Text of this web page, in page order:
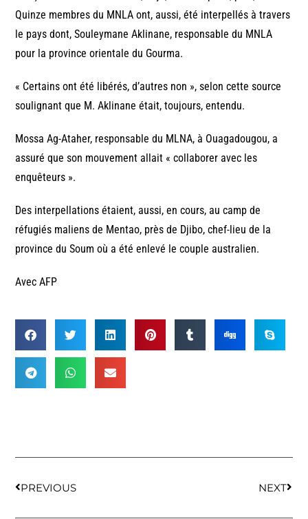
Quinze membres du MNLA ont, aussi, été interpellés à travers
le pays dont, Souleymane Aklinane, responsable du MNLA
pour la province orientale du Gourma.
« Certains ont été libérés, d’autres non », selon cette source
soulignant que M. Aklinane était, toujours, entendu.
Mossa Ag-Ataher, responsable du MLNA, à Ouagadougou, a
assuré que son mouvement allait « collaborer avec les
enquêteurs ».
Des interpellations étaient, aussi, en cours, au camp de
réfugiés maliens de Mentao, près de Djibo, chef-lieu de la
province du Soum où a été enlevé le couple australien.
Avec AFP
PREVIOUS NEXT